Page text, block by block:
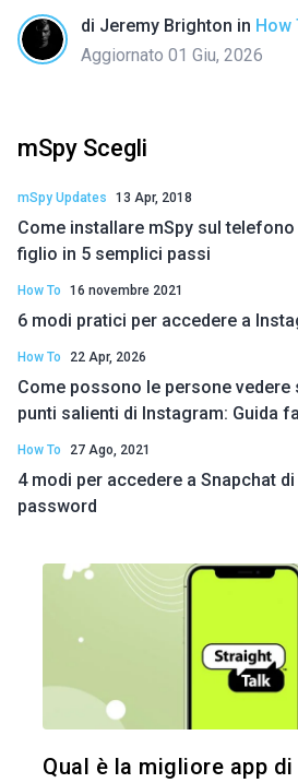
di Jeremy Brighton in How
Aggiornato 01 Giu, 2026
mSpy Scegli
mSpy Updates 13 Apr, 2018
Come installare mSpy sul
figlio in 5 semplici passi
How To 16 novembre 2021
6 modi pratici per accedere a
How To 22 Apr, 2026
Come possono le persone
punti salienti di Instagram: Guida
How To 27 Ago, 2021
4 modi per accedere a Snapchat
password
Qual è la migliore app